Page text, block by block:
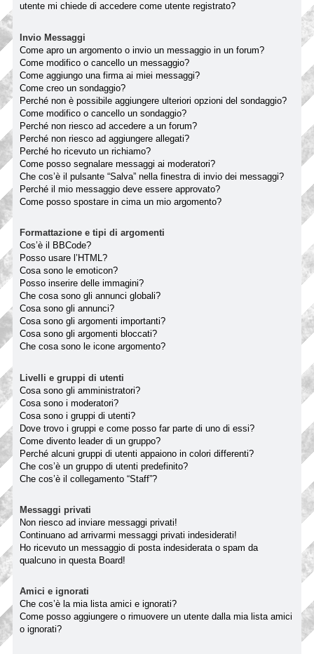
utente mi chiede di accedere come utente registrato?
Invio Messaggi
Come apro un argomento o invio un messaggio in un forum?
Come modifico o cancello un messaggio?
Come aggiungo una firma ai miei messaggi?
Come creo un sondaggio?
Perché non è possibile aggiungere ulteriori opzioni del sondaggio?
Come modifico o cancello un sondaggio?
Perché non riesco ad accedere a un forum?
Perché non riesco ad aggiungere allegati?
Perché ho ricevuto un richiamo?
Come posso segnalare messaggi ai moderatori?
Che cos’è il pulsante “Salva” nella finestra di invio dei messaggi?
Perché il mio messaggio deve essere approvato?
Come posso spostare in cima un mio argomento?
Formattazione e tipi di argomenti
Cos’è il BBCode?
Posso usare l’HTML?
Cosa sono le emoticon?
Posso inserire delle immagini?
Che cosa sono gli annunci globali?
Cosa sono gli annunci?
Cosa sono gli argomenti importanti?
Cosa sono gli argomenti bloccati?
Che cosa sono le icone argomento?
Livelli e gruppi di utenti
Cosa sono gli amministratori?
Cosa sono i moderatori?
Cosa sono i gruppi di utenti?
Dove trovo i gruppi e come posso far parte di uno di essi?
Come divento leader di un gruppo?
Perché alcuni gruppi di utenti appaiono in colori differenti?
Che cos’è un gruppo di utenti predefinito?
Che cos’è il collegamento “Staff”?
Messaggi privati
Non riesco ad inviare messaggi privati!
Continuano ad arrivarmi messaggi privati indesiderati!
Ho ricevuto un messaggio di posta indesiderata o spam da
qualcuno in questa Board!
Amici e ignorati
Che cos’è la mia lista amici e ignorati?
Come posso aggiungere o rimuovere un utente dalla mia lista amici
o ignorati?